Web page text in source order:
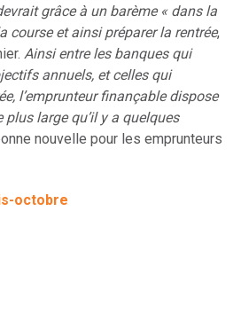
grâce à un barème « dans la
course et ainsi préparer la rentrée,
Ainsi entre les banques qui
annuels, et celles qui
l’emprunteur finançable dispose
plus large qu’il y a quelques
nouvelle pour les emprunteurs
octobre